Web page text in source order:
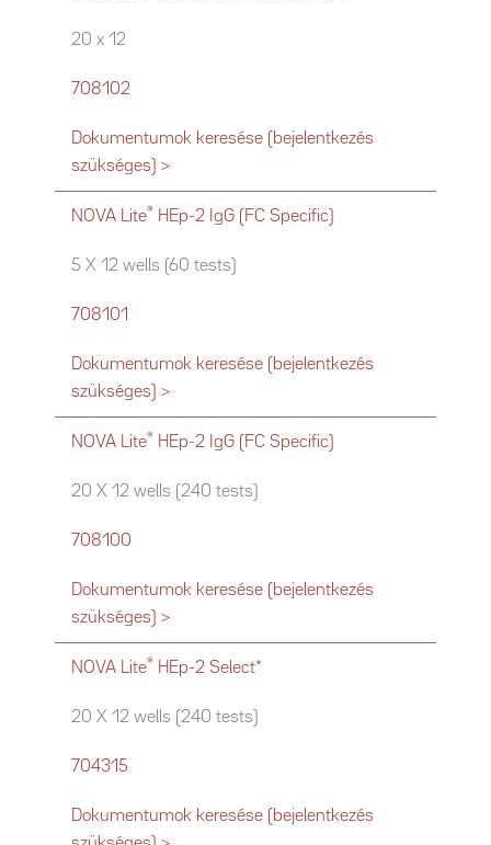
20 x 12
708102
Dokumentumok keresése (bejelentkezés
szükséges) >
NOVA Lite® HEp-2 IgG (FC Specific)
5 X 12 wells (60 tests)
708101
Dokumentumok keresése (bejelentkezés
szükséges) >
NOVA Lite® HEp-2 IgG (FC Specific)
20 X 12 wells (240 tests)
708100
Dokumentumok keresése (bejelentkezés
szükséges) >
NOVA Lite® HEp-2 Select*
20 X 12 wells (240 tests)
704315
Dokumentumok keresése (bejelentkezés